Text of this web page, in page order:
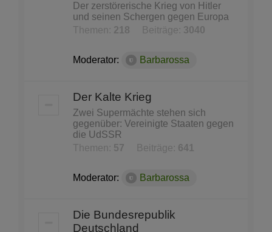
Der zerstörerische Krieg von Hitler
und seinen Schergen gegen Europa
Themen: 218 Beiträge: 3040
Moderator: Barbarossa
Der Kalte Krieg
Zwei Supermächte stehen sich
gegenüber: Vereinigte Staaten gegen
die UdSSR
Themen: 57 Beiträge: 641
Moderator: Barbarossa
Die Bundesrepublik
Deutschland